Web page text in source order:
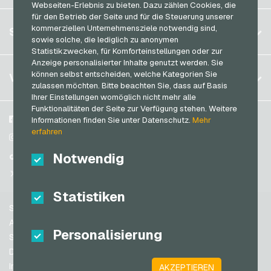
Webseiten-Erlebnis zu bieten. Dazu zählen Cookies, die
für den Betrieb der Seite und für die Steuerung unserer
kommerziellen Unternehmensziele notwendig sind,
sowie solche, die lediglich zu anonymen
Statistikzwecken, für Komforteinstellungen oder zur
Anzeige personalisierter Inhalte genutzt werden. Sie
können selbst entscheiden, welche Kategorien Sie
zulassen möchten. Bitte beachten Sie, dass auf Basis
Ihrer Einstellungen womöglich nicht mehr alle
Funktionalitäten der Seite zur Verfügung stehen. Weitere
Informationen finden Sie unter Datenschutz.Mehr
erfahren
Notwendig
Statistiken
Personalisierung
AKZEPTIEREN
OTTO Geschenkkarten
PeterPane Geschenkkarten
Rewe Geschenkkarten
Rituals Geschenkkarten
roastmarket Geschenkkarten
Rossmann Geschenkkarten
RTL+ Geschenkkarten
Saturn Geschenkkarten
Shell Geschenkkarten
Spotify Premium Geschenkkarten
Razer Gold Bezahlkarten
Transcash Bezahlkarten
Deutschland (DE)
Deutschland (EN)
Frankreich
Italien
Niederlande
Österreich
Portugal
Schweiz (DE)
Schweiz (IT)
USA (EN)
Registrieren
Anmelden
Mein Warenkorb
SERVICE
FAQ
Zahlungsmethoden
&Widerrufsrecht
Datenschutzrichtlinien
VGO-SHOP
Über uns
Blog
Partner
Facebook
Instagram
TikTok
Support
AGB
Sicherheit & Verifikation
Datenschutzrichtlinien
Impressum